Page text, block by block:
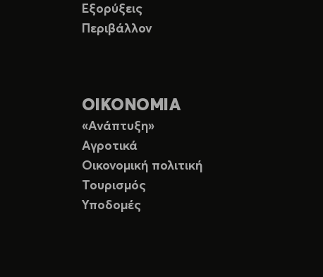
Εξορύξεις
Περιβάλλον
ΟΙΚΟΝΟΜΙΑ
«Ανάπτυξη»
Αγροτικά
Οικονομική πολιτική
Τουρισμός
Υποδομές